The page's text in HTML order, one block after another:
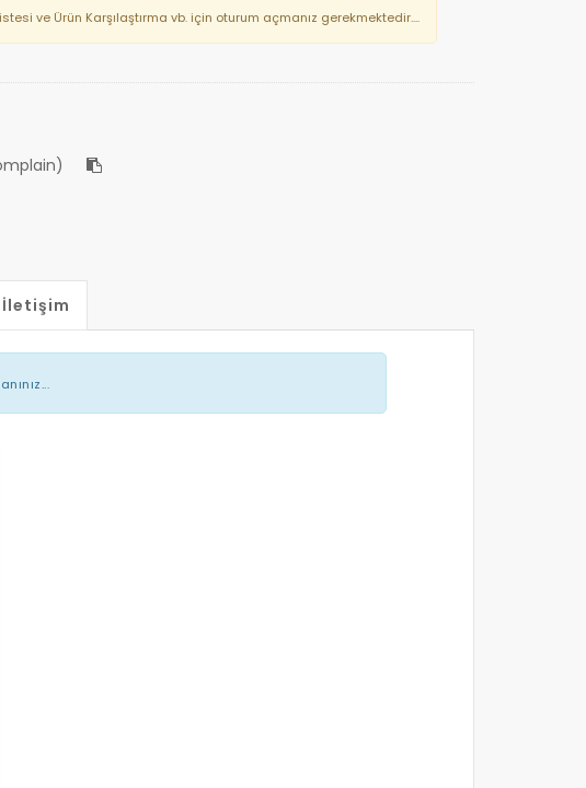
ve Ürün Karşılaştırma vb. için oturum açmanız gerekmektedir....
İletişim